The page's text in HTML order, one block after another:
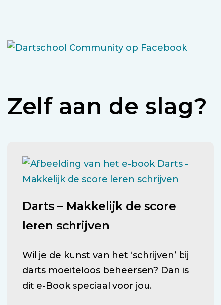
Zelf aan de slag?
Darts – Makkelijk de score
leren schrijven
Wil je de kunst van het ‘schrijven’ bij
darts moeiteloos beheersen? Dan is
dit e-Book speciaal voor jou.